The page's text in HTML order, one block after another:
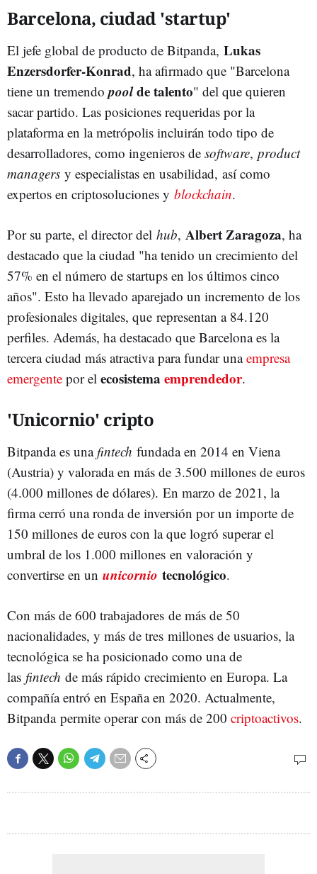
Barcelona, ciudad 'startup'
El jefe global de producto de Bitpanda, Lukas
Enzersdorfer-Konrad, ha afirmado que "Barcelona
tiene un tremendo poolde talento" del que quieren
sacar partido. Las posiciones requeridas por la
plataforma en la metrópolis incluirán todo tipo de
desarrolladores, como ingenieros de software, product
managers y especialistas en usabilidad, así como
expertos en criptosoluciones y blockchain.
Por su parte, el director del hub, Albert Zaragoza, ha
destacado que la ciudad "ha tenido un crecimiento del
57% en el número de startups en los últimos cinco
años". Esto ha llevado aparejado un incremento de los
profesionales digitales, que representan a 84.120
perfiles. Además, ha destacado que Barcelona es la
tercera ciudad más atractiva para fundar unaempresa
emergente por el ecosistema emprendedor.
'Unicornio' cripto
Bitpanda es una fintech fundada en 2014 en Viena
(Austria) y valorada en más de 3.500 millones de euros
(4.000 millones de dólares). En marzo de 2021, la
firma cerró una ronda de inversión por un importe de
150 millones de euros con la que logró superar el
umbral de los 1.000 millones en valoración y
convertirse en un unicornio tecnológico.
Con más de 600 trabajadores de más de 50
nacionalidades, y más de tres millones de usuarios, la
tecnológica se ha posicionado como una de
las fintech de más rápido crecimiento en Europa. La
compañía entró en España en 2020. Actualmente,
Bitpanda permite operar con más de 200 criptoactivos.